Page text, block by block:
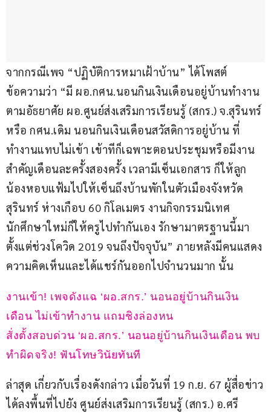
จากกรณีเพจ “ปฏิบัติการหมาเฝ้าบ้าน” ได้โพสต์
ข้อความว่า “มี ผอ.กศน.นอนกินเงินเดือนอยู่บ้านทำงาน
ตามอัธยาศัย ผอ.ศูนย์ส่งเสริมการเรียนรู้ (สกร.) จ.สุรินทร์
หรือ กศน.เดิม นอนกินเงินเดือนสวัสดิการอยู่บ้าน ที่
ทำงานแทบไม่เข้า เข้าทีก็เฉพาะตอนประชุมหรือมีงาน
สำคัญเดือนละครั้งสองครั้ง เวลามีเซ็นเอกสาร ก็ให้ลูก
น้องหอบแฟ้มไปให้เซ็นถึงบ้านพักในตัวเมืองจังหวัด
สุรินทร์ ห่างเกือบ 60 กิโลเมตร งานกิจกรรมนิเทศ
นักศึกษาใหม่ก็ให้ครูไปทำกันเอง รักษามาตรฐานนี้มา
ตั้งแต่ช่วงโควิด 2019 จนถึงปัจจุบัน” ภายหลังมีคนแสดง
ความคิดเห็นและได้แชร์กันออกไปจำนวนมาก นั้น
งานเข้า! เพจดังแฉ ‘ผอ.สกร.’ นอนอยู่บ้านกินเงิน
เดือน ไม่เข้าทำงาน แถมชิงล่องหน
สั่งตั้งสอบด่วน ‘ผอ.สกร.’ นอนอยู่บ้านกินเงินเดือน พบ
ทำผิดจริง! ฟันโทษวินัยทันที
ล่าสุด เกี่ยวกับเรื่องดังกล่าว เมื่อวันที่ 19 ก.ย. 67 ผู้สื่อข่าว
ได้ลงพื้นที่ไปยัง ศูนย์ส่งเสริมการเรียนรู้ (สกร.) อ.ศรี